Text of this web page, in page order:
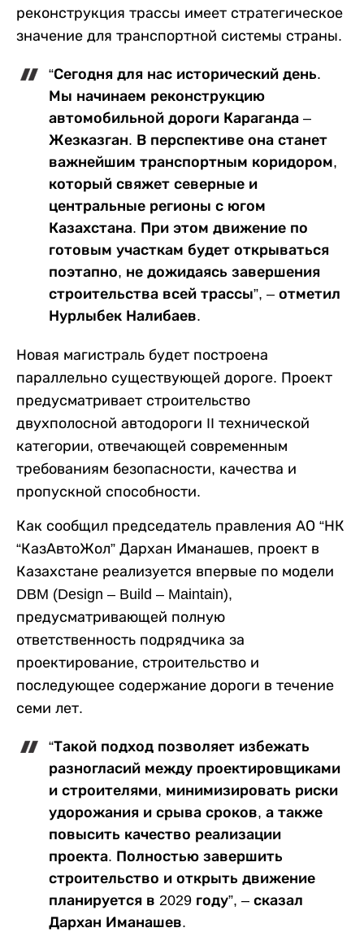
реконструкция трассы имеет стратегическое
значение для транспортной системы страны.
“Сегодня для нас исторический день.
Мы начинаем реконструкцию
автомобильной дороги Караганда –
Жезказган. В перспективе она станет
важнейшим транспортным коридором,
который свяжет северные и
центральные регионы с югом
Казахстана. При этом движение по
готовым участкам будет открываться
поэтапно, не дожидаясь завершения
строительства всей трассы”, – отметил
Нурлыбек Налибаев.
Новая магистраль будет построена
параллельно существующей дороге. Проект
предусматривает строительство
двухполосной автодороги II технической
категории, отвечающей современным
требованиям безопасности, качества и
пропускной способности.
Как сообщил председатель правления АО “НК
“КазАвтоЖол” Дархан Иманашев, проект в
Казахстане реализуется впервые по модели
DBM (Design – Build – Maintain),
предусматривающей полную
ответственность подрядчика за
проектирование, строительство и
последующее содержание дороги в течение
семи лет.
“Такой подход позволяет избежать
разногласий между проектировщиками
и строителями, минимизировать риски
удорожания и срыва сроков, а также
повысить качество реализации
проекта. Полностью завершить
строительство и открыть движение
планируется в 2029 году”, – сказал
Дархан Иманашев.